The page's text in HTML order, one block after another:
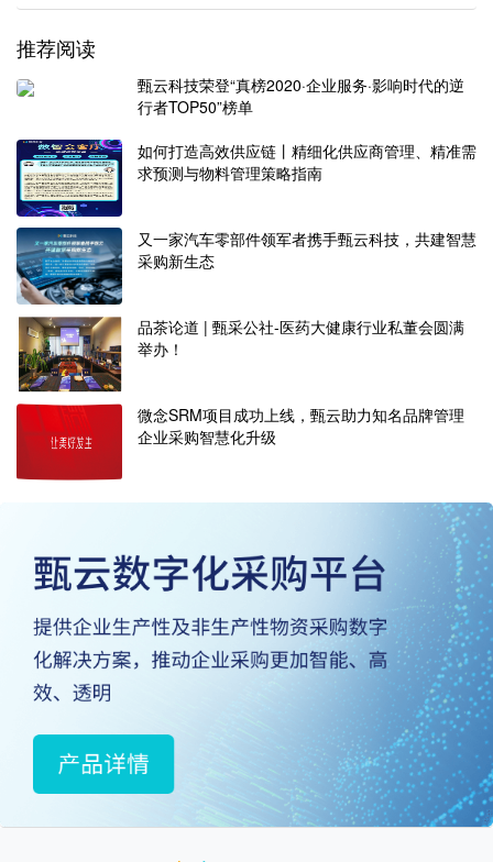
推荐阅读
甄云科技荣登“真榜2020·企业服务·影响时代的逆
行者TOP50”榜单
如何打造高效供应链丨精细化供应商管理、精准需
求预测与物料管理策略指南
又一家汽车零部件领军者携手甄云科技，共建智慧
采购新生态
品茶论道 | 甄采公社-医药大健康行业私董会圆满
举办！
微念SRM项目成功上线，甄云助力知名品牌管理
企业采购智慧化升级